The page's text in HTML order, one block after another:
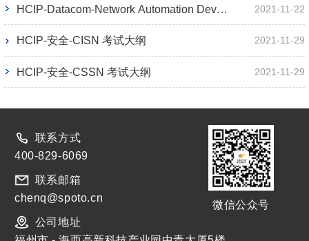
HCIP-Datacom-Network Automation Developer 考试大纲 2021-11-22
HCIP-安全-CISN 考试大纲 2021-11-29
HCIP-安全-CSSN 考试大纲 2021-11-29
联系方式
400-829-6069
联系邮箱
chenq@spoto.cn
公司地址
微信公众号